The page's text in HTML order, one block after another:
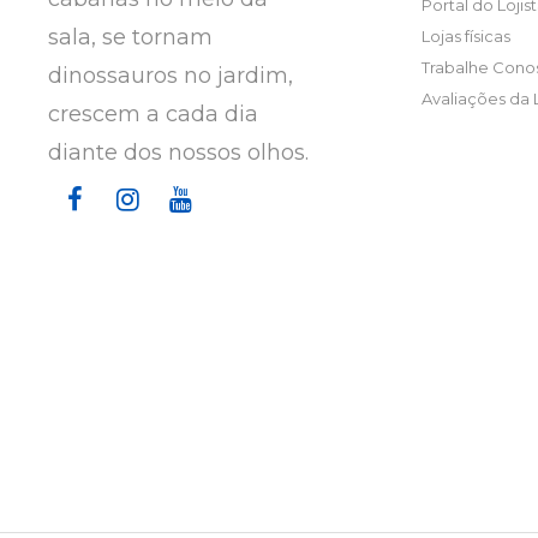
sala, se tornam
dinossauros no jardim,
crescem a cada dia
diante dos nossos olhos.
Portal do
Lojas físicas
Trabalhe
Avaliações da